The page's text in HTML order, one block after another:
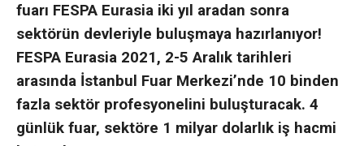
fuarı FESPA Eurasia iki yıl aradan sonra
sektörün devleriyle buluşmaya hazırlanıyor!
FESPA Eurasia 2021, 2-5 Aralık tarihleri
arasında İstanbul Fuar Merkezi’nde 10 binden
fazla sektör profesyonelini buluşturacak. 4
günlük fuar, sektöre 1 milyar dolarlık iş hacmi